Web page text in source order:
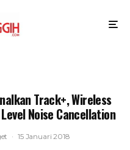
Track+, Wireless
Noise Cancellation
· 15 Januari 2018